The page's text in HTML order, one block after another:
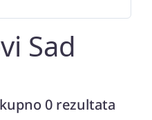
Sad
0 rezultata